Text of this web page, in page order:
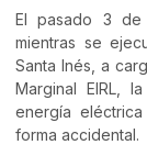
El pasado 3 de
mientras se
Santa Inés, a
Marginal EIRL,
energía
forma accidental.